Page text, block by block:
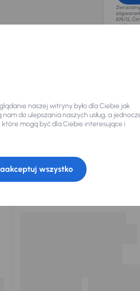
874/15,
osobowe
naszej witryny było dla Ciebie jak
nam do ulepszania naszych usług, a
mogą być dla Ciebie interesujące i
wszystko